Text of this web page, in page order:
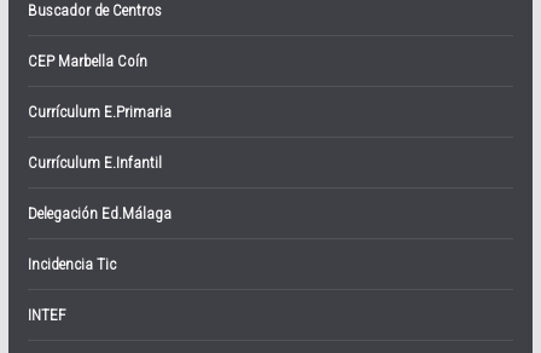
Buscador de Centros
CEP Marbella Coín
Currículum E.Primaria
Currículum E.Infantil
Delegación Ed.Málaga
Incidencia Tic
INTEF